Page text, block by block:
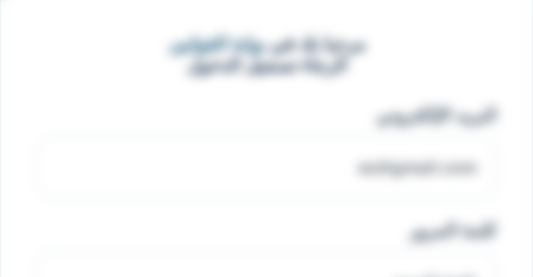
مرحبا بك فيبوابة القوانين
الرجاء تسجيل الدخول
البريد الإلكتروني
كلمة المرور